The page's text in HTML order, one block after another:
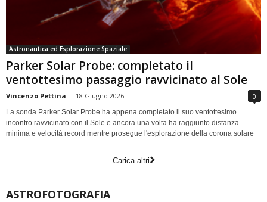
Astronautica ed Esplorazione Spaziale
Parker Solar Probe: completato il
ventottesimo passaggio ravvicinato al Sole
Vincenzo Pettina - 18 Giugno 2026 0
La sonda Parker Solar Probe ha appena completato il suo ventottesimo
incontro ravvicinato con il Sole e ancora una volta ha raggiunto distanza
minima e velocità record mentre prosegue l'esplorazione della corona solare
Carica altri
ASTROFOTOGRAFIA